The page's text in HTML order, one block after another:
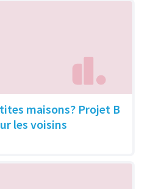
maisons? Projet B
les voisins